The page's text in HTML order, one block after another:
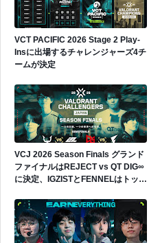
VCT PACIFIC 2026 Stage 2 Play-
Insに出場するチャレンジャーズ4チ
ームが決定
VCJ 2026 Season Finals グランド
ファイナルはREJECT vs QT DIG∞
に決定、IGZISTとFENNELはトップ